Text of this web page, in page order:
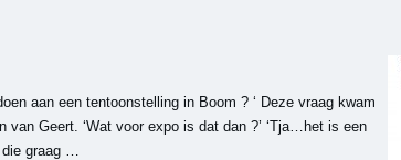
aan een tentoonstelling in Boom ? ‘ Deze vraag kwam
van Geert. ‘Wat voor expo is dat dan ?’ ‘Tja…het is een
die graag …